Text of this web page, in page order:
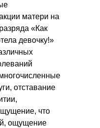
матери на
«Как
девочку!»
отставание
что
ощущение